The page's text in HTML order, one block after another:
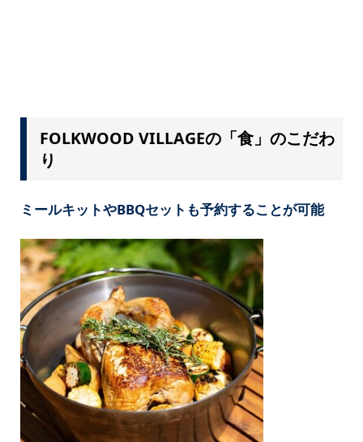
FOLKWOOD VILLAGEの「食」のこだわ
り
ミールキットやBBQセットも予約することが可能